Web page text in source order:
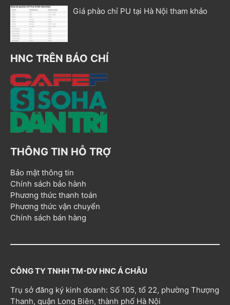
Giá phào chỉ PU tại Hà Nội tham khảo
HNC TRÊN BÁO CHÍ
THÔNG TIN HỖ TRỢ
Bảo mật thông tin
Chính sách bảo hành
Phương thức thanh toán
Phương thức vận chuyển
Chính sách bán hàng
CÔNG TY TNHH TM-DV HNC Á CHÂU
Trụ sở đăng ký kinh doanh: Số 105, tổ 22, phường Thượng
Thanh, quận Long Biên, thành phố Hà Nội